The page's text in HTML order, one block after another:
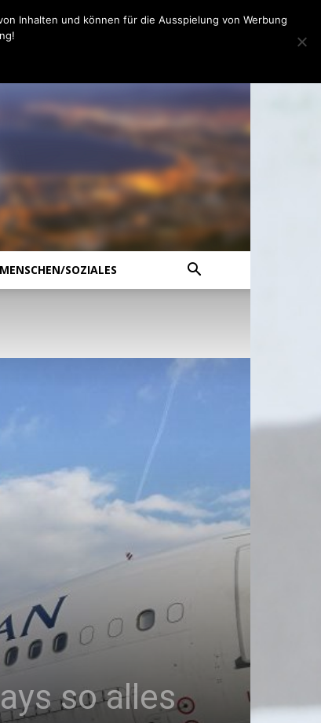
MENSCHEN/SOZIALES
so alles
Inhalten und können für die Ausspielung von Werbung